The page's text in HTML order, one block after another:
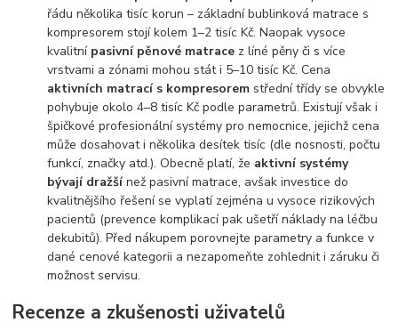
řádu několika tisíc korun – základní bublinková matrace s
kompresorem stojí kolem 1–2 tisíc Kč. Naopak vysoce
kvalitní pasivní pěnové matrace z líné pěny či s více
vrstvami a zónami mohou stát i 5–10 tisíc Kč. Cena
aktivních matrací s kompresorem střední třídy se obvykle
pohybuje okolo 4–8 tisíc Kč podle parametrů. Existují však i
špičkové profesionální systémy pro nemocnice, jejichž cena
může dosahovat i několika desítek tisíc (dle nosnosti, počtu
funkcí, značky atd.). Obecně platí, že aktivní systémy
bývají dražšínež pasivní matrace, avšak investice do
kvalitnějšího řešení se vyplatí zejména u vysoce rizikových
pacientů (prevence komplikací pak ušetří náklady na léčbu
dekubitů). Před nákupem porovnejte parametry a funkce v
dané cenové kategorii a nezapomeňte zohlednit i záruku či
možnost servisu.
Recenze a zkušenosti uživatelů